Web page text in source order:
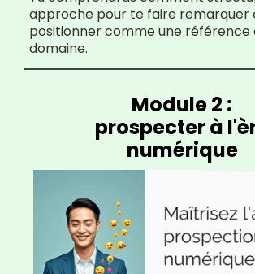
approche pour te faire remarquer
positionner comme une référence
domaine.
Module 2 :
prospecter à
numérique